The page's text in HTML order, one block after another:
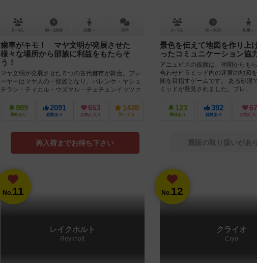
2～4人 90～120分 13歳～ 38件
歯車がキモ！ マヤ文明が発展させた
様々な場所から部族に利益をもたらそ
う！
マヤ文明が発展させた５つの古代都市が舞台。プレ
ーヤーはマヤ人の一部族となり、パレンケ・ヤシュ
チラン・ティカル・ウズマル・チェチェンイッツァ
989
興味あり
2091
経験あり
653
お気に入り
1438
持ってる
再入荷までお待ち下さい
2～7人 30～60分 10歳～
景色を伝えて地図を作り上
ったコミュニケーション協
アニュビスの仮面は、仲間からも
合わせピラミッド内の迷宮の地図
間を目指すゲームです。 ある砂漠
ミッドが発見されました。プレ...
123
興味あり
392
経験あり
67
お気に入
通販の取り扱いがあ
No.11
レイクホルト
Reykholt
No.12
クライオ
Cryo